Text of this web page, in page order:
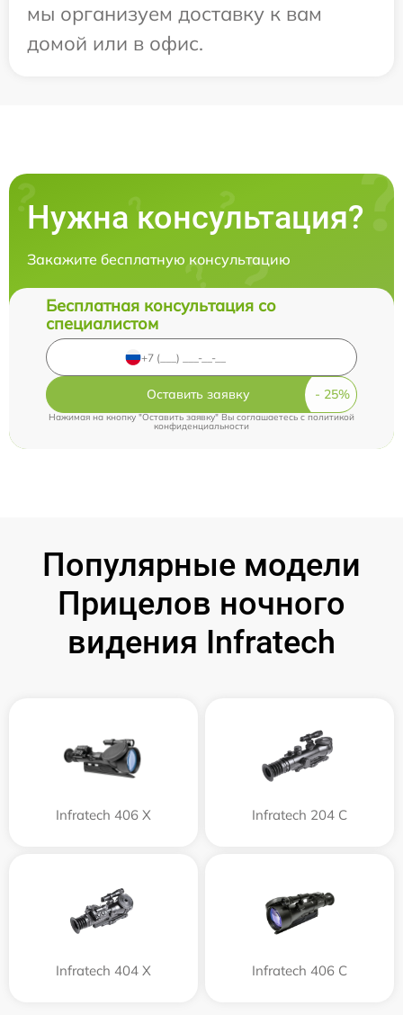
мы организуем доставку к вам
домой или в офис.
Нужна консультация?
Закажите бесплатную консультацию
Бесплатная консультация со
специалистом
Оставить заявку
Нажимая на кнопку "Оставить заявку" Вы соглашаетесь cполитикой
конфиденциальности
Популярные модели
Прицелов ночного
видения Infratech
Infratech 406 Х Infratech 204 С
Infratech 404 Х Infratech 406 С